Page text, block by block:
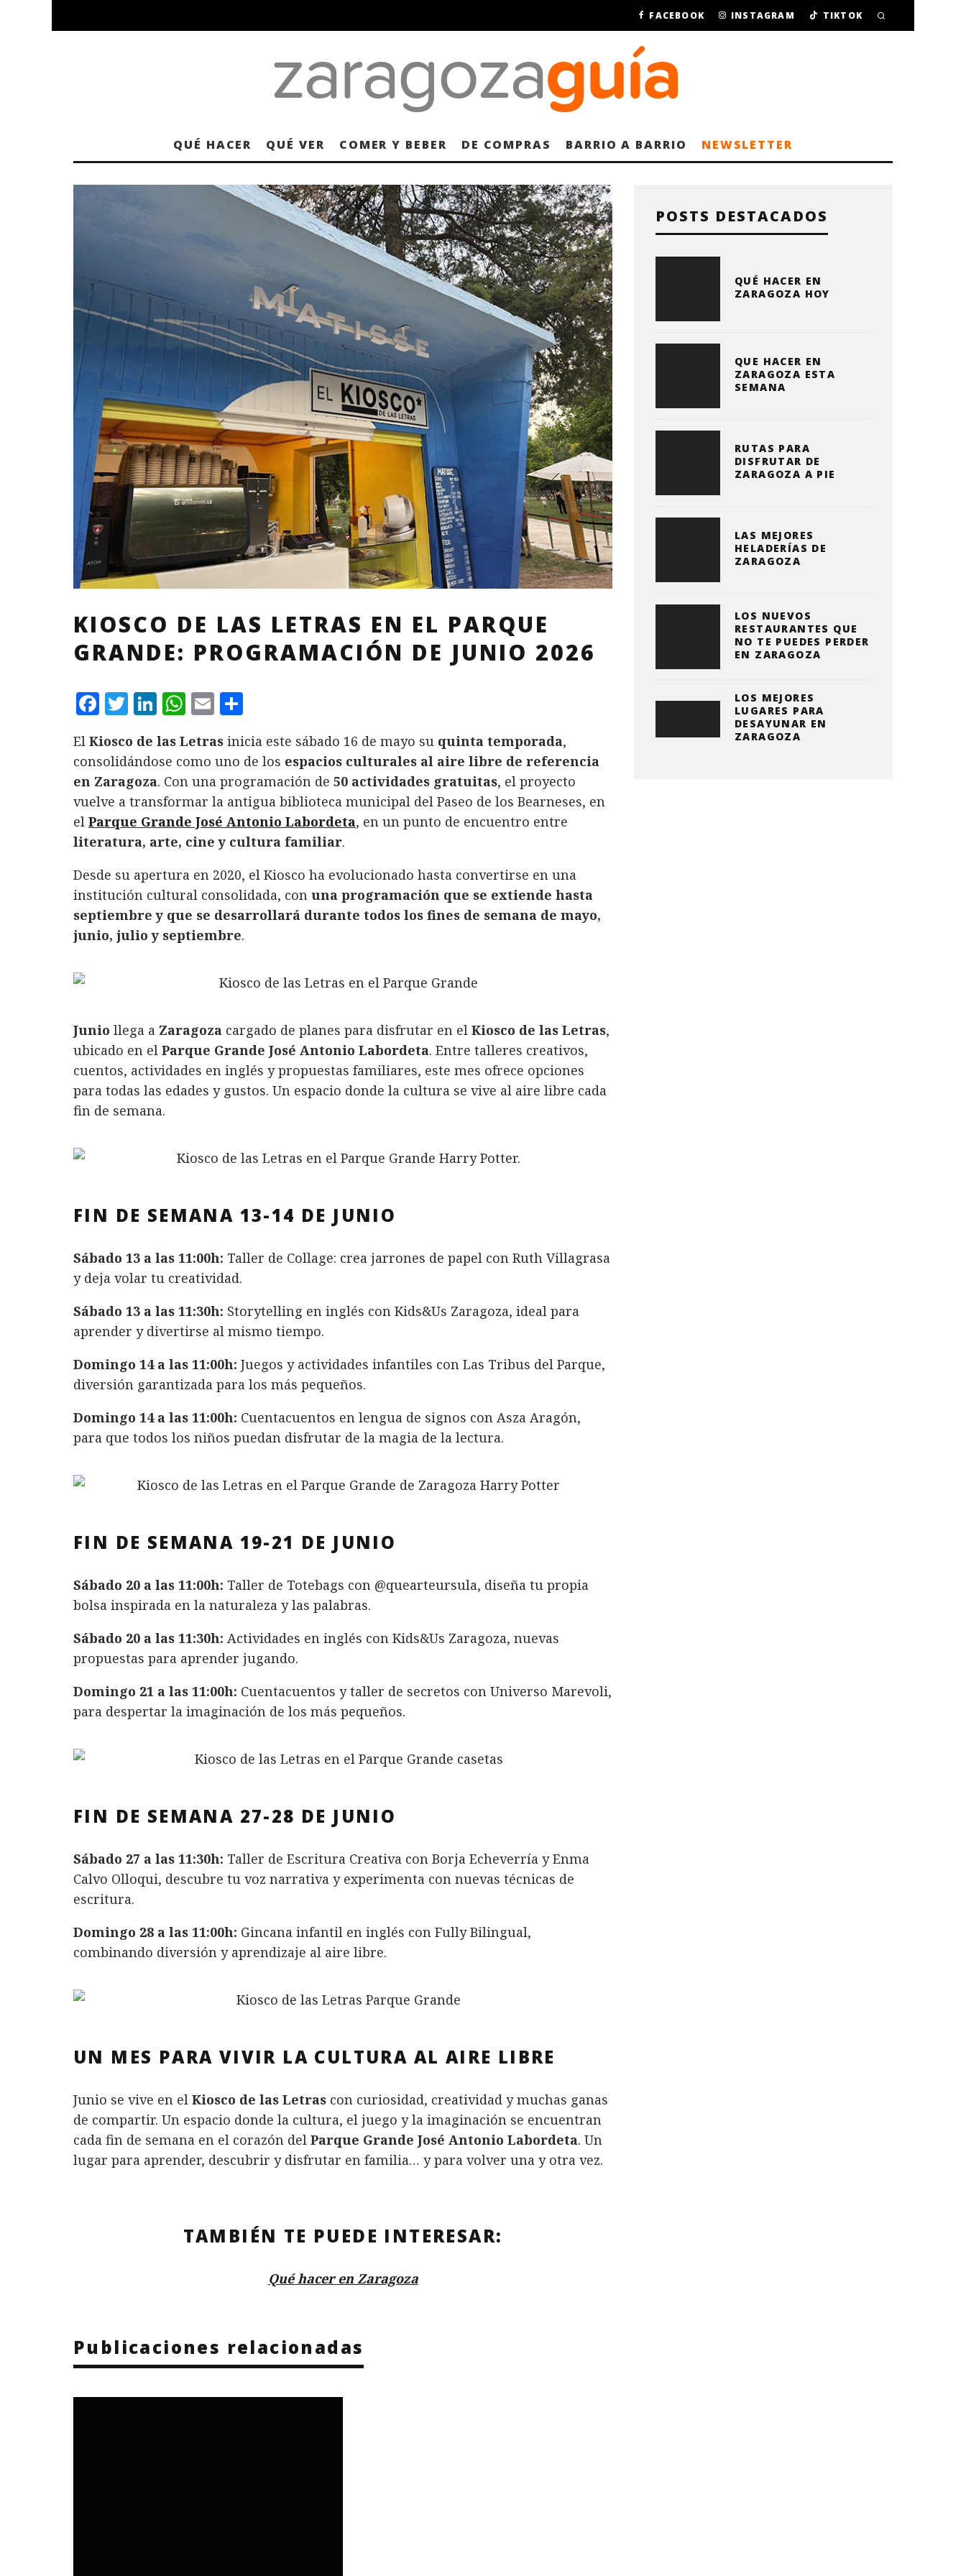
FACEBOOK INSTAGRAM TIKTOK
QUÉ HACER QUÉ VER COMER Y BEBER DE COMPRAS BARRIO A BARRIO NEWSLETTER
KIOSCO DE LAS LETRAS EN EL PARQUE
GRANDE: PROGRAMACIÓN DE JUNIO 2026
F
c
e
b
o
o
k
T
it
te
r
L
n
k
e
d
I
n
W
at
s
A
p
p
E
ai
l
m
p
a
rt
ir
El Kiosco de las Letras inicia este sábado 16 de mayo su quinta temporada,
consolidándose como uno de los espacios culturales al aire libre de referencia
en Zaragoza. Con una programación de 50 actividades gratuitas, el proyecto
vuelve a transformar la antigua biblioteca municipal del Paseo de los Bearneses, en
el Parque Grande José Antonio Labordeta, en un punto de encuentro entre
literatura, arte, cine y cultura familiar.
Desde su apertura en 2020, el Kiosco ha evolucionado hasta convertirse en una
institución cultural consolidada, con una programación que se extiende hasta
septiembre y que se desarrollará durante todos los fines de semana de mayo,
junio, julio y septiembre.
Junio llega a Zaragoza cargado de planes para disfrutar en el Kiosco de las Letras,
ubicado en el Parque Grande José Antonio Labordeta. Entre talleres creativos,
cuentos, actividades en inglés y propuestas familiares, este mes ofrece opciones
para todas las edades y gustos. Un espacio donde la cultura se vive al aire libre cada
fin de semana.
FIN DE SEMANA 13-14 DE JUNIO
Sábado 13 a las 11:00h: Taller de Collage: crea jarrones de papel con Ruth Villagrasa
y deja volar tu creatividad.
Sábado 13 a las 11:30h: Storytelling en inglés con Kids&Us Zaragoza, ideal para
aprender y divertirse al mismo tiempo.
Domingo 14 a las 11:00h: Juegos y actividades infantiles con Las Tribus del Parque,
diversión garantizada para los más pequeños.
Domingo 14 a las 11:00h: Cuentacuentos en lengua de signos con Asza Aragón,
para que todos los niños puedan disfrutar de la magia de la lectura.
FIN DE SEMANA 19-21 DE JUNIO
Sábado 20 a las 11:00h: Taller de Totebags con @quearteursula, diseña tu propia
bolsa inspirada en la naturaleza y las palabras.
Sábado 20 a las 11:30h: Actividades en inglés con Kids&Us Zaragoza, nuevas
propuestas para aprender jugando.
Domingo 21 a las 11:00h: Cuentacuentos y taller de secretos con Universo Marevoli,
para despertar la imaginación de los más pequeños.
FIN DE SEMANA 27-28 DE JUNIO
Sábado 27 a las 11:30h: Taller de Escritura Creativa con Borja Echeverría y Enma
Calvo Olloqui, descubre tu voz narrativa y experimenta con nuevas técnicas de
escritura.
Domingo 28 a las 11:00h: Gincana infantil en inglés con Fully Bilingual,
combinando diversión y aprendizaje al aire libre.
UN MES PARA VIVIR LA CULTURA AL AIRE LIBRE
Junio se vive en el Kiosco de las Letras con curiosidad, creatividad y muchas ganas
de compartir. Un espacio donde la cultura, el juego y la imaginación se encuentran
cada fin de semana en el corazón del Parque Grande José Antonio Labordeta. Un
lugar para aprender, descubrir y disfrutar en familia… y para volver una y otra vez.
TAMBIÉN TE PUEDE INTERESAR:
Qué hacer en Zaragoza
Publicaciones relacionadas
POSTS DESTACADOS
QUÉ HACER EN
ZARAGOZA HOY
QUE HACER EN
ZARAGOZA ESTA
SEMANA
RUTAS PARA
DISFRUTAR DE
ZARAGOZA A PIE
LAS MEJORES
HELADERÍAS DE
ZARAGOZA
LOS NUEVOS
RESTAURANTES QUE
NO TE PUEDES PERDER
EN ZARAGOZA
LOS MEJORES
LUGARES PARA
DESAYUNAR EN
ZARAGOZA